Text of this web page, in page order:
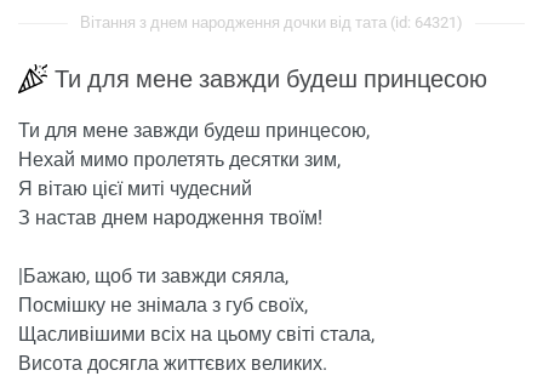
Вітання з днем ​​народження дочки від тата (id: 64321)
Ти для мене завжди будеш принцесою
Ти для мене завжди будеш принцесою,
Нехай мимо пролетять десятки зим,
Я вітаю цієї миті чудесний
З настав днем ​​народження твоїм!
|Бажаю, щоб ти завжди сяяла,
Посмішку не знімала з губ своїх,
Щасливішими всіх на цьому світі стала,
Висота досягла життєвих великих.